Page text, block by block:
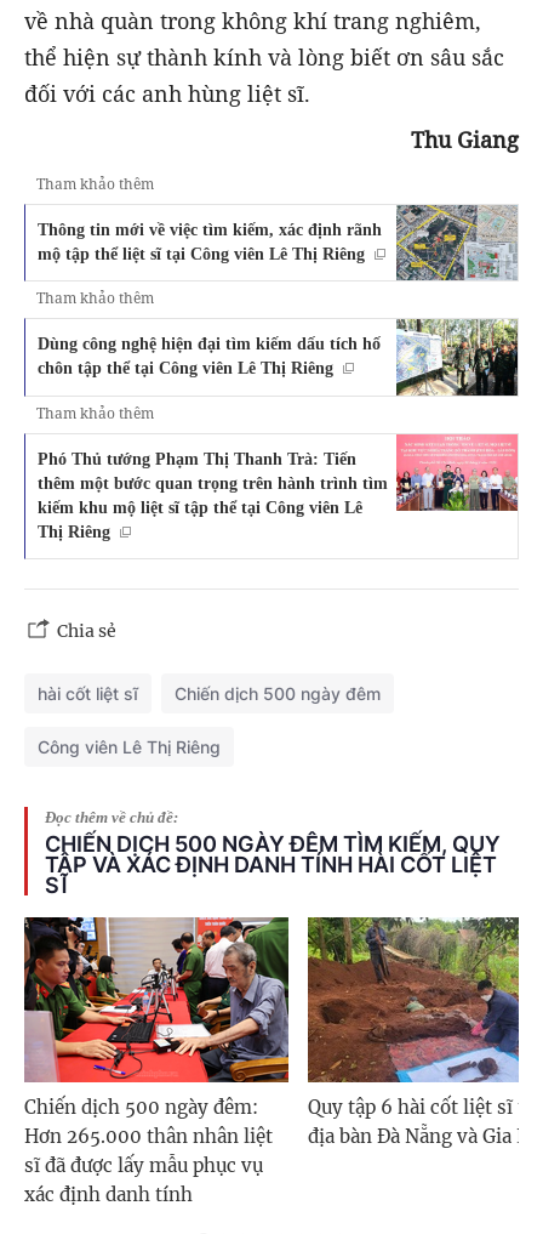
về nhà quàn trong không khí trang nghiêm,
thể hiện sự thành kính và lòng biết ơn sâu sắc
đối với các anh hùng liệt sĩ.
Thu Giang
Tham khảo thêm
Thông tin mới về việc tìm kiếm, xác định rãnh
mộ tập thể liệt sĩ tại Công viên Lê Thị Riêng
Tham khảo thêm
Dùng công nghệ hiện đại tìm kiếm dấu tích hố
chôn tập thể tại Công viên Lê Thị Riêng
Tham khảo thêm
Phó Thủ tướng Phạm Thị Thanh Trà: Tiến
thêm một bước quan trọng trên hành trình tìm
kiếm khu mộ liệt sĩ tập thể tại Công viên Lê
Thị Riêng
Chia sẻ
hài cốt liệt sĩ Chiến dịch 500 ngày đêm
Công viên Lê Thị Riêng
Đọc thêm về chủ đề:
CHIẾN DỊCH 500 NGÀY ĐÊM TÌM KIẾM, QUY
TẬP VÀ XÁC ĐỊNH DANH TÍNH HÀI CỐT LIỆT
SĨ
Chiến dịch 500 ngày đêm:
Hơn 265.000 thân nhân liệt
sĩ đã được lấy mẫu phục vụ
xác định danh tính
Quy tập 6 hài cốt liệt sĩ
địa bàn Đà Nẵng và Gia Lai